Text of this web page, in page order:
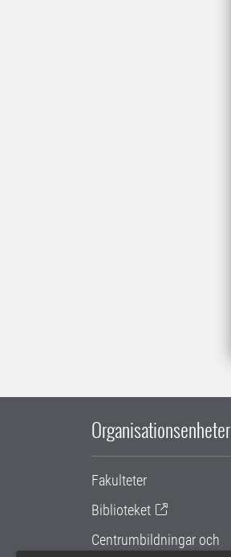
Organisationsenheter
Fakulteter
Biblioteket
Centrumbildningar och